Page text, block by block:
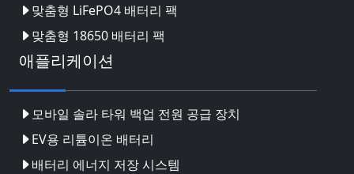
맞춤형 LiFePO4 배터리 팩
맞춤형 18650 배터리 팩
애플리케이션
모바일 솔라 타워 백업 전원 공급 장치
EV용 리튬이온 배터리
배터리 에너지 저장 시스템